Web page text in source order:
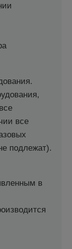
все
подлежат).
в